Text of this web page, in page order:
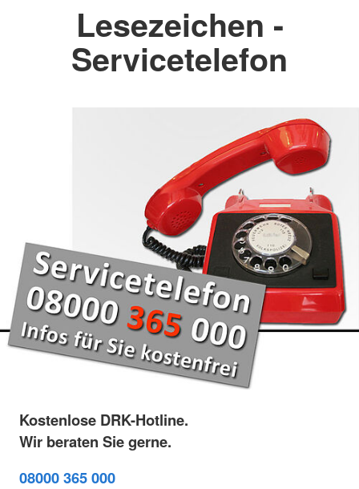
Lesezeichen -
Servicetelefon
Kostenlose DRK-Hotline.
Wir beraten Sie gerne.
08000 365 000